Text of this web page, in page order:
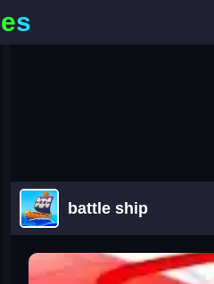
es
battle ship
arena king